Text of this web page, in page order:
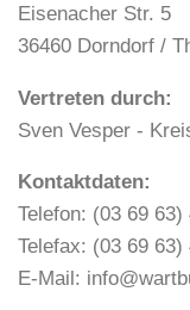
Eisenacher Str. 5
36460 Dorndorf /
Vertreten durch:
Sven Vesper -
Kontaktdaten:
Telefon: (03 69 63)
Telefax: (03 69 63)
E-Mail: